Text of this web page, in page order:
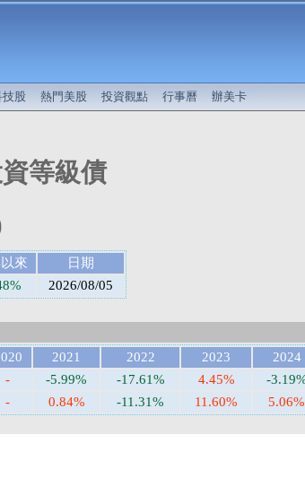
股 熱門美股 投資觀點 行事曆 辦美卡
等級債
來
日期
2026/08/05
2021 2022 2023
2024
- -5.99% -17.61% 4.45%
-
- 0.84% -11.31% 11.60% 5.06%